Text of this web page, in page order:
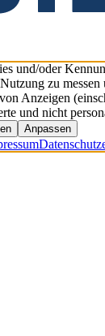
und/oder
zu
Anzeigen
und nicht
Anpassen